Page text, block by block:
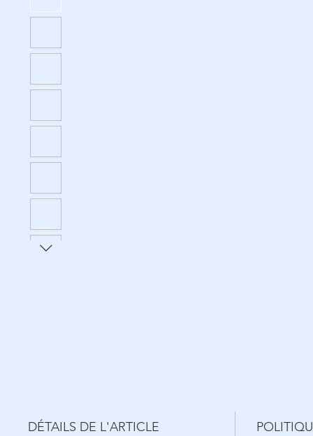
DÉTAILS DE L'ARTICLE